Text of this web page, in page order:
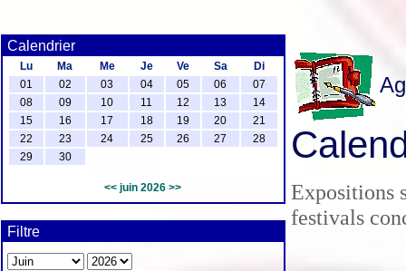
Calendrier
Lu Ma Me Je Ve Sa
Di
01
02 03 04 05 06
07
08
09 10 11 12 13
14
15
16 17 18 19 20
21
22
23 24 25 26 27
28
29
30
<< juin 2026 >>
Filtre
Expositions
festivals